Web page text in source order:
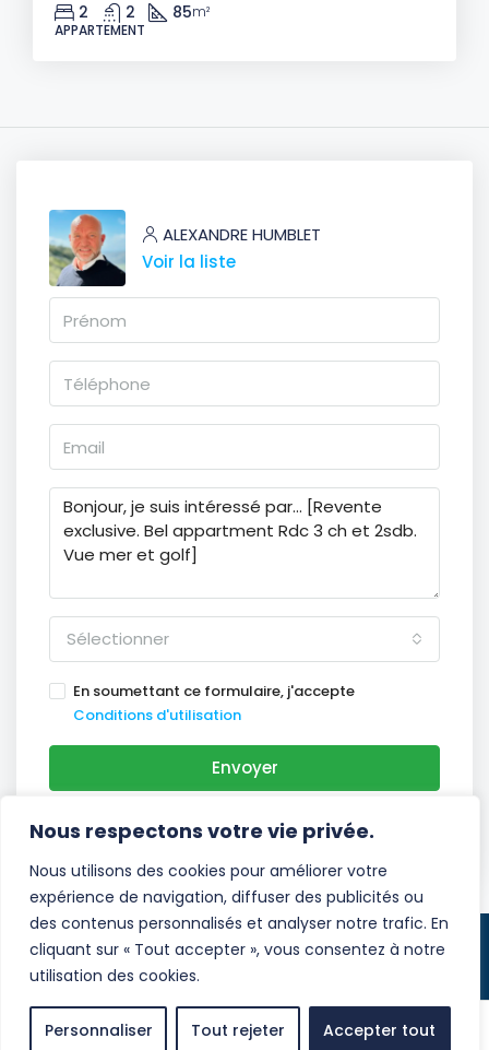
Nous respectons votre vie privée.
Nous utilisons des cookies pour améliorer votre
expérience de navigation, diffuser des publicités ou
des contenus personnalisés et analyser notre trafic. En
cliquant sur « Tout accepter », vous consentez à notre
utilisation des cookies.
Personnaliser Tout rejeter Accepter tout
2 2 85m²
APPARTEMENT
ALEXANDRE HUMBLET
Voir la liste
Sélectionner
En soumettant ce formulaire, j'accepte
Conditions d'utilisation
Envoyer
WhatsApp
© Costa del Sol Immo - Tous droits réservés
Mentions légales
ALEXANDRE HUMBLET